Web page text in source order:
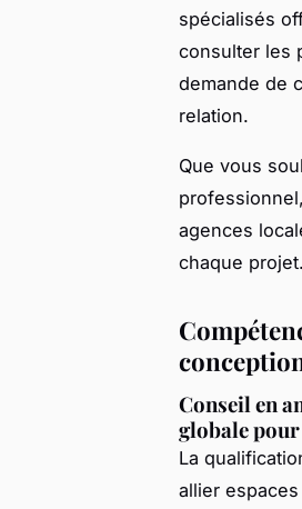
spécialisés
consulter les
demande de
relation.
Que vous
agences
chaque projet.
Conseil en
globale
La
allier